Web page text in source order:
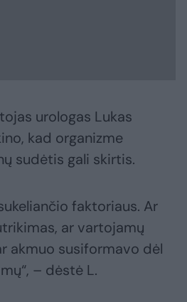
urologas Lukas
kad organizme
sudėtis gali skirtis.
faktoriaus. Ar
ar vartojamų
akmuo susiformavo dėl
– dėstė L.